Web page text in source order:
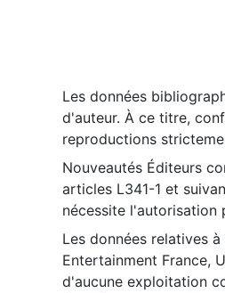
Les données
d'auteur. À ce titre,
reproductions
Nouveautés Éditeurs
articles L341-1 et
nécessite l'autorisation
Les données relatives
Entertainment France,
d'aucune exploitation